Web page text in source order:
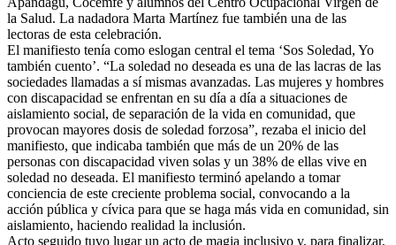
la Salud. La nadadora Marta Martínez fue también una de las
lectoras de esta celebración.
El manifiesto tenía como eslogan central el tema ‘Sos Soledad, Yo
también cuento’. “La soledad no deseada es una de las lacras de las
sociedades llamadas a sí mismas avanzadas. Las mujeres y hombres
con discapacidad se enfrentan en su día a día a situaciones de
aislamiento social, de separación de la vida en comunidad, que
provocan mayores dosis de soledad forzosa”, rezaba el inicio del
manifiesto, que indicaba también que más de un 20% de las
personas con discapacidad viven solas y un 38% de ellas vive en
soledad no deseada. El manifiesto terminó apelando a tomar
conciencia de este creciente problema social, convocando a la
acción pública y cívica para que se haga más vida en comunidad, sin
aislamiento, haciendo realidad la inclusión.
Acto seguido tuvo lugar un acto de magia inclusivo y, para finalizar,